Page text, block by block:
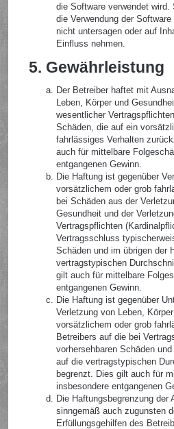
die Software verwendet wird.
die Verwendung der
nicht untersagen oder auf
Einfluss nehmen.
5. Gewährleistung
Der Betreiber haftet mit
Leben, Körper und
wesentlicher
Schäden, die auf ein
fahrlässiges Verhalten
auch für mittelbare
entgangenen Gewinn.
Die Haftung ist gegenüber
vorsätzlichem oder grob
bei Schäden aus der
Gesundheit und der
Vertragspflichten
Vertragsschluss
Schäden und im übrigen der
vertragstypischen
gilt auch für mittelbare
entgangenen Gewinn.
Die Haftung ist gegenüber
Verletzung von Leben,
vorsätzlichem oder grob
Betreibers auf die bei
vorhersehbaren Schäden
auf die vertragstypischen
begrenzt. Dies gilt auch für
insbesondere entgangenen
Die Haftungsbegrenzung der
sinngemäß auch zugunsten
Erfüllungsgehilfen des